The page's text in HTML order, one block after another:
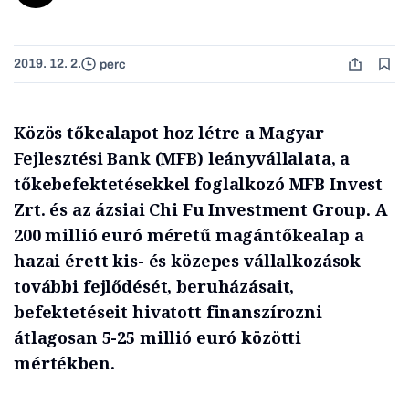
2019. 12. 2. perc
Közös tőkealapot hoz létre a Magyar
Fejlesztési Bank (MFB) leányvállalata, a
tőkebefektetésekkel foglalkozó MFB Invest
Zrt. és az ázsiai Chi Fu Investment Group. A
200 millió euró méretű magántőkealap a
hazai érett kis- és közepes vállalkozások
további fejlődését, beruházásait,
befektetéseit hivatott finanszírozni
átlagosan 5-25 millió euró közötti
mértékben.